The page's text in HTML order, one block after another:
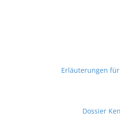
Erläuterungen
Dossier